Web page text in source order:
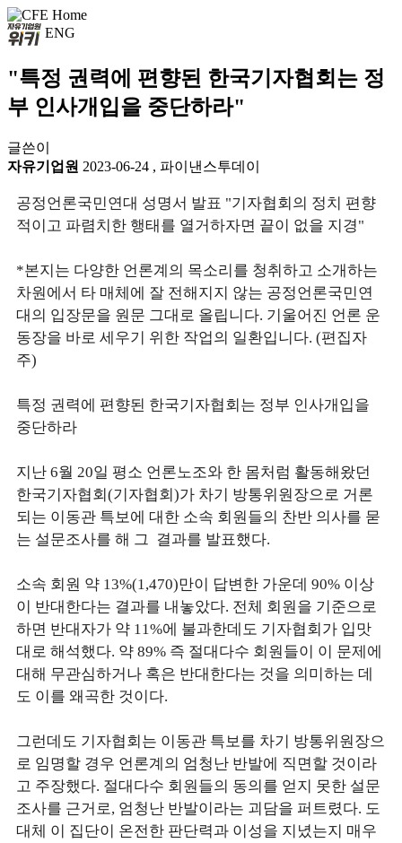
ENG
"특정 권력에 편향된 한국기자협회는 정
부 인사개입을 중단하라"
글쓴이
자유기업원 2023-06-24 , 파이낸스투데이
공정언론국민연대 성명서 발표 "기자협회의 정치 편향
적이고 파렴치한 행태를 열거하자면 끝이 없을 지경"
*본지는 다양한 언론계의 목소리를 청취하고 소개하는
차원에서 타 매체에 잘 전해지지 않는 공정언론국민연
대의 입장문을 원문 그대로 올립니다. 기울어진 언론 운
동장을 바로 세우기 위한 작업의 일환입니다. (편집자
주)
특정 권력에 편향된 한국기자협회는 정부 인사개입을
중단하라
지난 6월 20일 평소 언론노조와 한 몸처럼 활동해왔던
한국기자협회(기자협회)가 차기 방통위원장으로 거론
되는 이동관 특보에 대한 소속 회원들의 찬반 의사를 묻
는 설문조사를 해 그 결과를 발표했다.
소속 회원 약 13%(1,470)만이 답변한 가운데 90% 이상
이 반대한다는 결과를 내놓았다. 전체 회원을 기준으로
하면 반대자가 약 11%에 불과한데도 기자협회가 입맛
대로 해석했다. 약 89% 즉 절대다수 회원들이 이 문제에
대해 무관심하거나 혹은 반대한다는 것을 의미하는 데
도 이를 왜곡한 것이다.
그런데도 기자협회는 이동관 특보를 차기 방통위원장으
로 임명할 경우 언론계의 엄청난 반발에 직면할 것이라
고 주장했다. 절대다수 회원들의 동의를 얻지 못한 설문
조사를 근거로, 엄청난 반발이라는 괴담을 퍼트렸다. 도
대체 이 집단이 온전한 판단력과 이성을 지녔는지 매우